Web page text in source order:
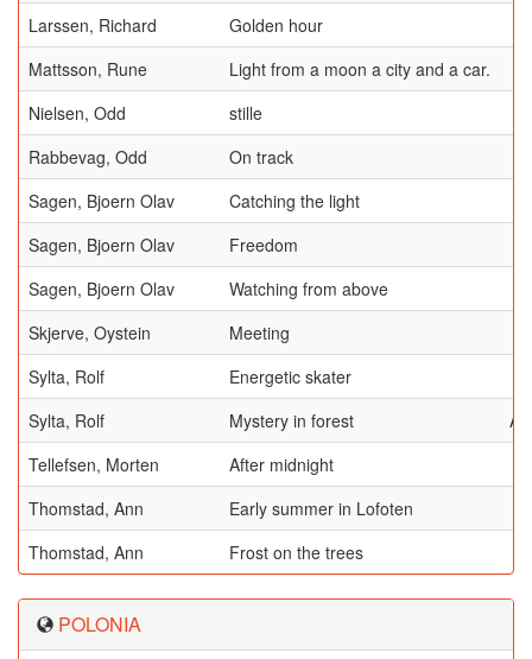
Larssen, Richard
Golden hour
Mattsson, Rune
Light from a moon a city and a car.
Nielsen, Odd
stille
Rabbevag, Odd
On track
Sagen, Bjoern Olav
Catching the light
Sagen, Bjoern Olav
Freedom
Sagen, Bjoern Olav
Watching from above
Skjerve, Oystein
Meeting
Sylta, Rolf
Energetic skater
Sylta, Rolf
Mystery in forest
Tellefsen, Morten
After midnight
Thomstad, Ann
Early summer in Lofoten
Thomstad, Ann
Frost on the trees
POLONIA